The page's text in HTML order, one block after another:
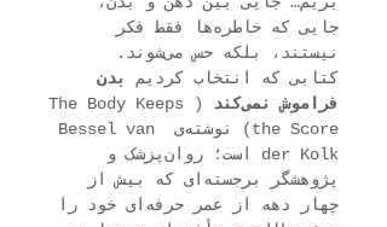
جایی که خاطره‌ها فقط فکر
نیستند، بلکه حس می‌شوند.
کتابی که انتخاب کردیم
بدن
فراموش نمی‌کند
(The Body Keeps
the Score) نوشته‌ی Bessel van
der Kolk است؛ روان‌پزشک و
پژوهشگر برجسته‌ای که بیش از
چهار دهه از عمر حرفه‌ای خود را